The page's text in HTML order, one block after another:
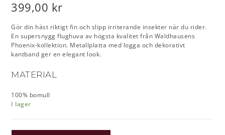
399,00 kr
Gör din häst riktigt fin och slipp irriterande insekter när du rider.
En supersnygg flughuva av högsta kvalitet från Waldhausens
Phoenix-kollektion. Metallplatta med logga och dekorativt
kantband ger en elegant look.
MATERIAL
100% bomull
I lager